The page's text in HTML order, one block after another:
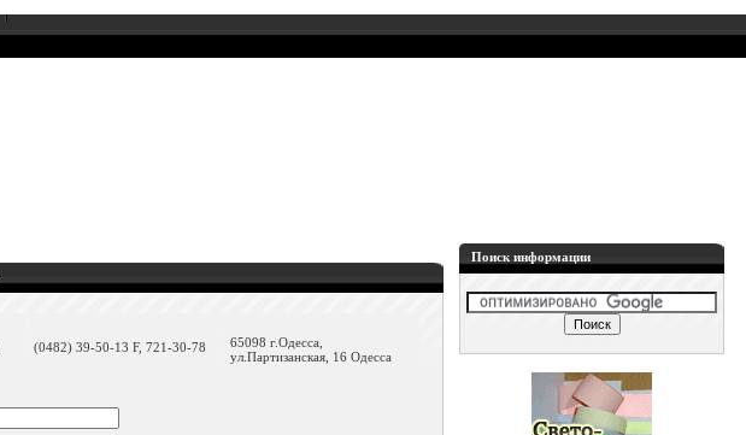
(0482) 39-50-13 F, 721-30-78
65098 г.Одесса,
ул.Партизанская, 16 Одесса
Поиск информации